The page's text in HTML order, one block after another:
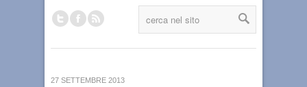
27 SETTEMBRE 2013